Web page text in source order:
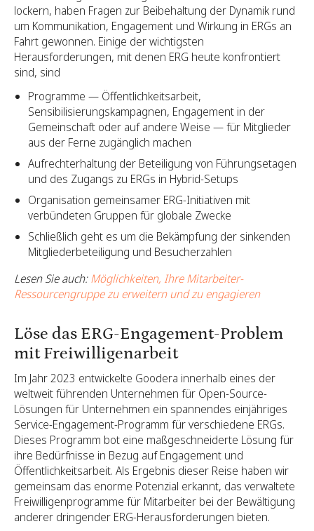
lockern, haben Fragen zur Beibehaltung der Dynamik rund
um Kommunikation, Engagement und Wirkung in ERGs an
Fahrt gewonnen. Einige der wichtigsten
Herausforderungen, mit denen ERG heute konfrontiert
sind, sind
Programme — Öffentlichkeitsarbeit,
Sensibilisierungskampagnen, Engagement in der
Gemeinschaft oder auf andere Weise — für Mitglieder
aus der Ferne zugänglich machen
Aufrechterhaltung der Beteiligung von Führungsetagen
und des Zugangs zu ERGs in Hybrid-Setups
Organisation gemeinsamer ERG-Initiativen mit
verbündeten Gruppen für globale Zwecke
Schließlich geht es um die Bekämpfung der sinkenden
Mitgliederbeteiligung und Besucherzahlen
Lesen Sie auch:Möglichkeiten, Ihre Mitarbeiter-
Ressourcengruppe zu erweitern und zu engagieren
Löse das ERG-Engagement-Problem
mit Freiwilligenarbeit
Im Jahr 2023 entwickelte Goodera innerhalb eines der
weltweit führenden Unternehmen für Open-Source-
Lösungen für Unternehmen ein spannendes einjähriges
Service-Engagement-Programm für verschiedene ERGs.
Dieses Programm bot eine maßgeschneiderte Lösung für
ihre Bedürfnisse in Bezug auf Engagement und
Öffentlichkeitsarbeit. Als Ergebnis dieser Reise haben wir
gemeinsam das enorme Potenzial erkannt, das verwaltete
Freiwilligenprogramme für Mitarbeiter bei der Bewältigung
anderer dringender ERG-Herausforderungen bieten.